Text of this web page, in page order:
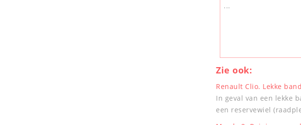
...
Zie ook:
Renault Clio. Lekke
In geval van een lekke
een reservewiel